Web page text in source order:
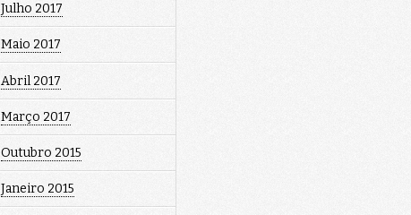
Julho 2017
Maio 2017
Abril 2017
Março 2017
Outubro 2015
Janeiro 2015